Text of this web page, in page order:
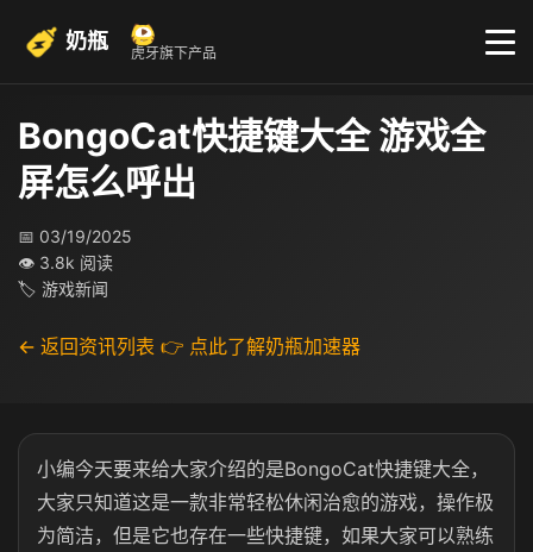
奶瓶 虎牙旗下产品
BongoCat快捷键大全 游戏全
屏怎么呼出
📅 03/19/2025
👁 3.8k 阅读
🏷 游戏新闻
← 返回资讯列表 👉 点此了解奶瓶加速器
小编今天要来给大家介绍的是BongoCat快捷键大全，
大家只知道这是一款非常轻松休闲治愈的游戏，操作极
为简洁，但是它也存在一些快捷键，如果大家可以熟练